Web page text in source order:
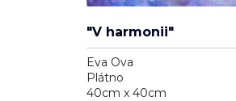
"V harmonii"
Eva Ova
Plátno
40cm x 40cm